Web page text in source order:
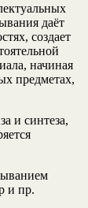
даёт
создает
начиная
предметах,
и синтеза,
и пр.